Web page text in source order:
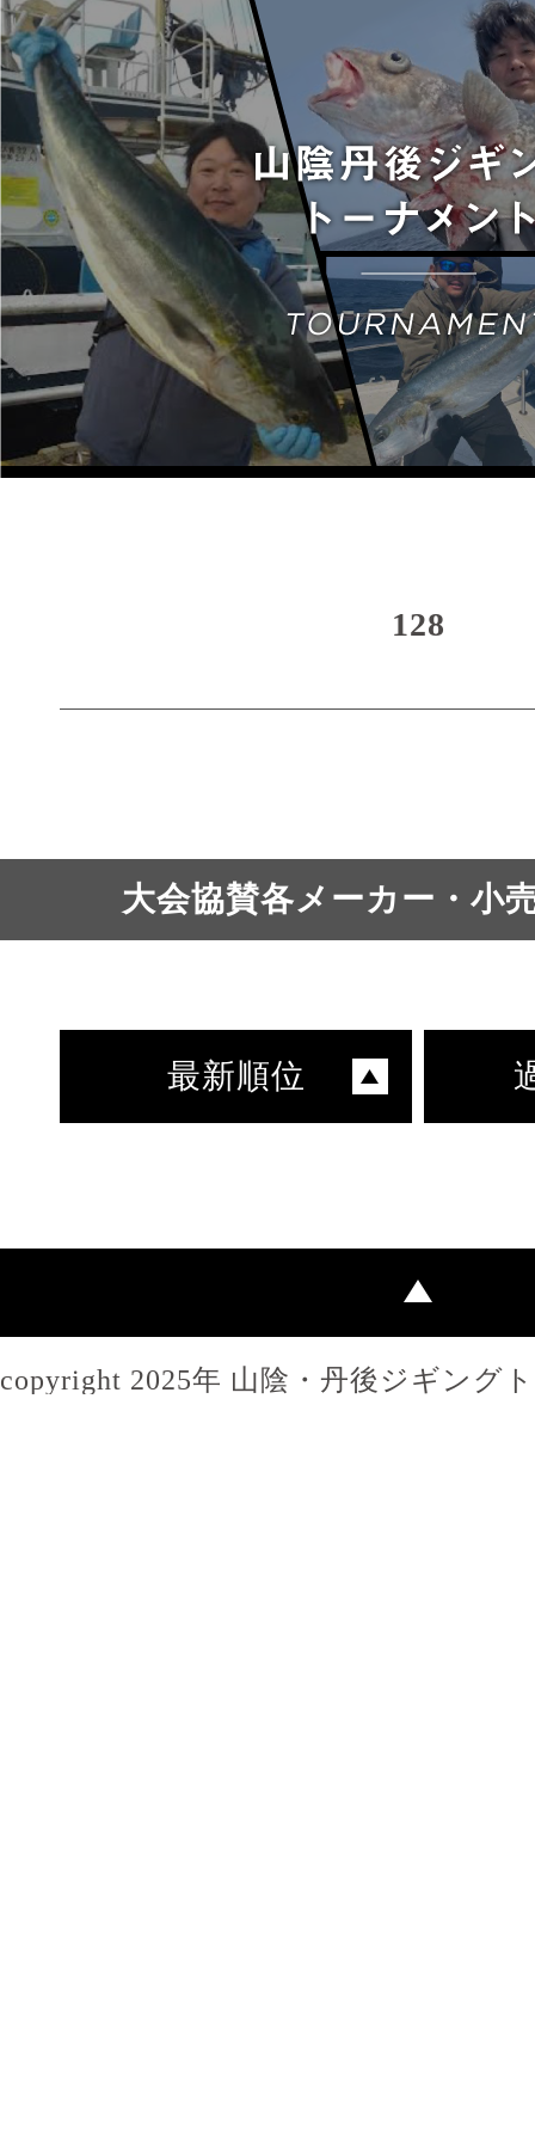
128
大会協賛各メーカー・小
最新順位
copyright 2025年 山陰・丹後ジギング